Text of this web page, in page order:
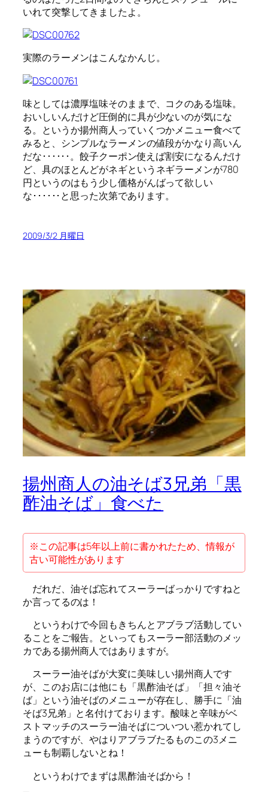
いれて突撃してきましたよ。
実際のラーメンはこんなかんじ。
味としては濃厚塩味そのままで、コクのある塩味。
おいしいんだけど圧倒的に具が少ないのが気にな
る。というか揚州商人っていくつかメニュー食べて
みると、シンプルなラーメンの値段がかなり高いん
だな･･････。餃子クーポン使えば割安になるんだけ
ど、具のほとんどがネギというネギラーメンが780
円というのはもう少し価格がんばって欲しい
な･･････と思った次第であります。
2009/3/2 月曜日
揚州商人の油そば3兄弟「黒
酢油そば」食べた
※この記事は5年以上前に書かれたため、情報が
古い可能性があります
だれだ、油そば忘れてスーラーばっかりですねと
か言ってるのは！
というわけで今回もきちんとアブラブ活動してい
ることをご報告。といってもスーラー部活動のメッ
カである揚州商人ではありますが。
スーラー油そばが大変に美味しい揚州商人です
が、このお店には他にも「黒酢油そば」「担々油そ
ば」という油そばのメニューが存在し、勝手に「油
そば3兄弟」と名付けております。酸味と辛味がベ
ストマッチのスーラー油そばについつい惹かれてし
まうのですが、やはりアブラブたるものこの3メニ
ューも制覇しないとね！
というわけでまずは黒酢油そばから！